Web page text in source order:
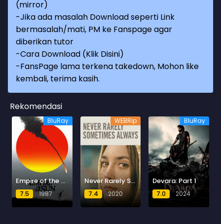
(mirror)
-Jika ada masalah Download seperti Link
bermasalah/mati, PM ke Fanspage agar
diberikan tutor
-Cara Download (Klik Disini)
-FansPage lama terkena takedown, Mohon like
kembali, terima kasih.
Rekomendasi
BluRay
Empire of the Sun
7.5 1987
WEBRip
Never Rarely Sometimes Always
7.4 2020
BluRay
Devara: Part 1
7.0 2024